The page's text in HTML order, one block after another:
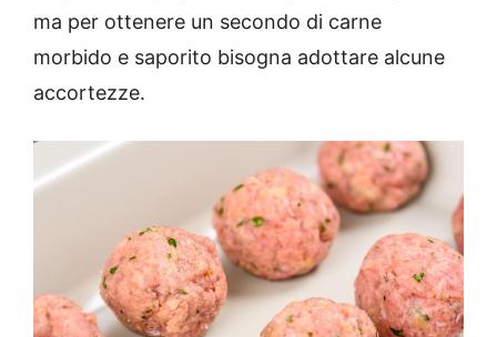
ma per ottenere un secondo di carne
morbido e saporito bisogna adottare alcune
accortezze.